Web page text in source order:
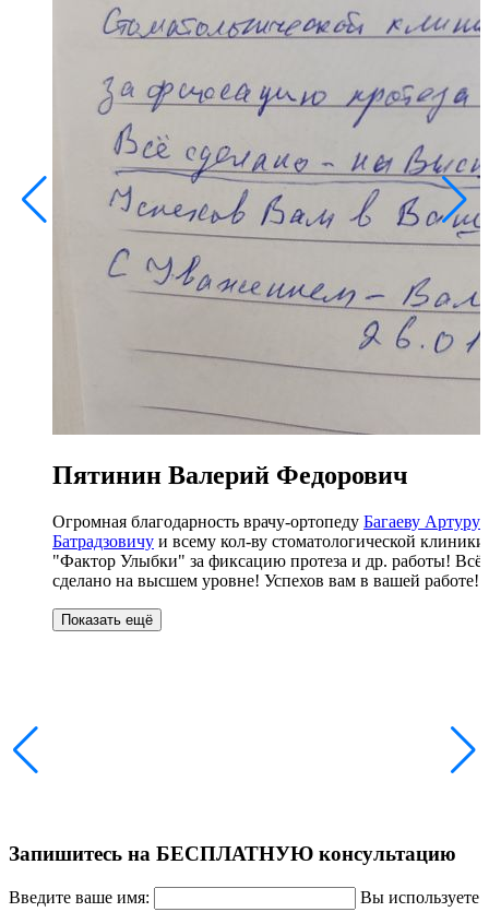
Пятинин Валерий Федорович
Огромная благодарность врачу-ортопеду Багаеву Артуру
Батрадзовичу и всему кол-ву стоматологической клиники
"Фактор Улыбки" за фиксацию протеза и др. работы! Всё
сделано на высшем уровне! Успехов вам в вашей работе!
Запишитесь на БЕСПЛАТНУЮ консультацию
Введите ваше имя:
Вы используете